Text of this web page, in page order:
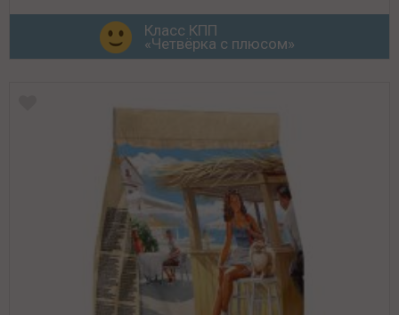
Класс КПП
«Четвёрка с плюсом»